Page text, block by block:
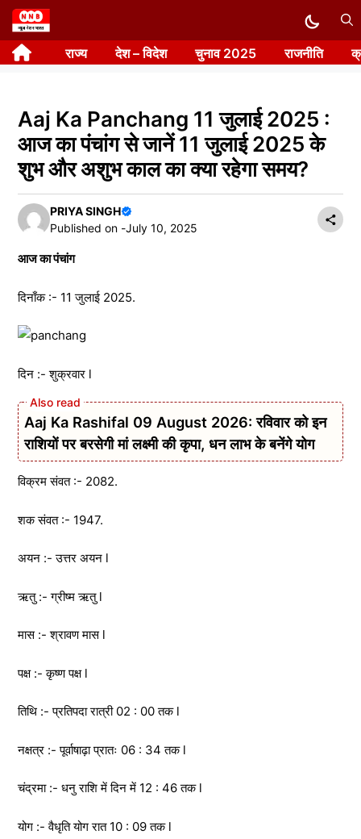
Skip
to
content राज्य देश – विदेश चुनाव 2025 राजनीति
Aaj Ka Panchang 11 जुलाई 2025 :
आज का पंचांग से जानें 11 जुलाई 2025 के
शुभ और अशुभ काल का क्या रहेगा समय?
PRIYA SINGH
Published on -July 10, 2025
आज का पंचांग
दिनाँक :- 11 जुलाई 2025.
दिन :- शुक्रवार l
Aaj Ka Rashifal 09 August 2026: रविवार को इन
राशियों पर बरसेगी मां लक्ष्मी की कृपा, धन लाभ के बनेंगे योग
विक्रम संवत :- 2082.
शक संवत :- 1947.
अयन :- उत्तर अयन l
ऋतु :- ग्रीष्म ऋतु l
मास :- श्रावण मास l
पक्ष :- कृष्ण पक्ष l
तिथि :- प्रतिपदा रात्री 02 : 00 तक l
नक्षत्र :- पूर्वाषाढ़ा प्रातः 06 : 34 तक l
चंद्रमा :- धनु राशि में दिन में 12 : 46 तक l
योग :- वैधृति योग रात 10 : 09 तक l